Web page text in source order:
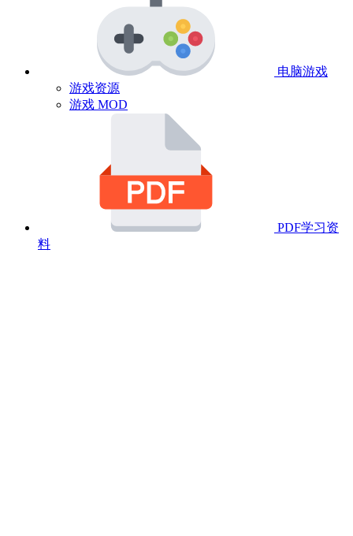
电脑游戏
游戏资源
游戏 MOD
PDF学习资
料